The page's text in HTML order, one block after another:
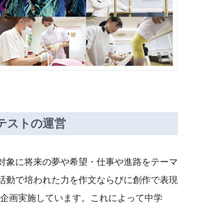
ストの運営
象に将来の夢や希望・仕事や進路をテーマ
動で培われた力を作文ならびに創作で表現
画実施しています。これによって中学